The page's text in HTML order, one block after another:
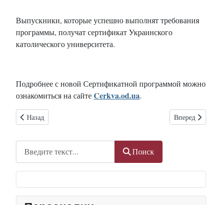
Поиск
Поиск
Выпускники, которые успешно выполнят требования
программы, получат сертификат Украинского
католического университета.
Подробнее с новой Сертификатной программой можно
ознакомиться на сайтеCerkva.od.ua.
Предыдущий: Папа Римский: Соцсети — новое поле для
Назад Следующий:
Вперед